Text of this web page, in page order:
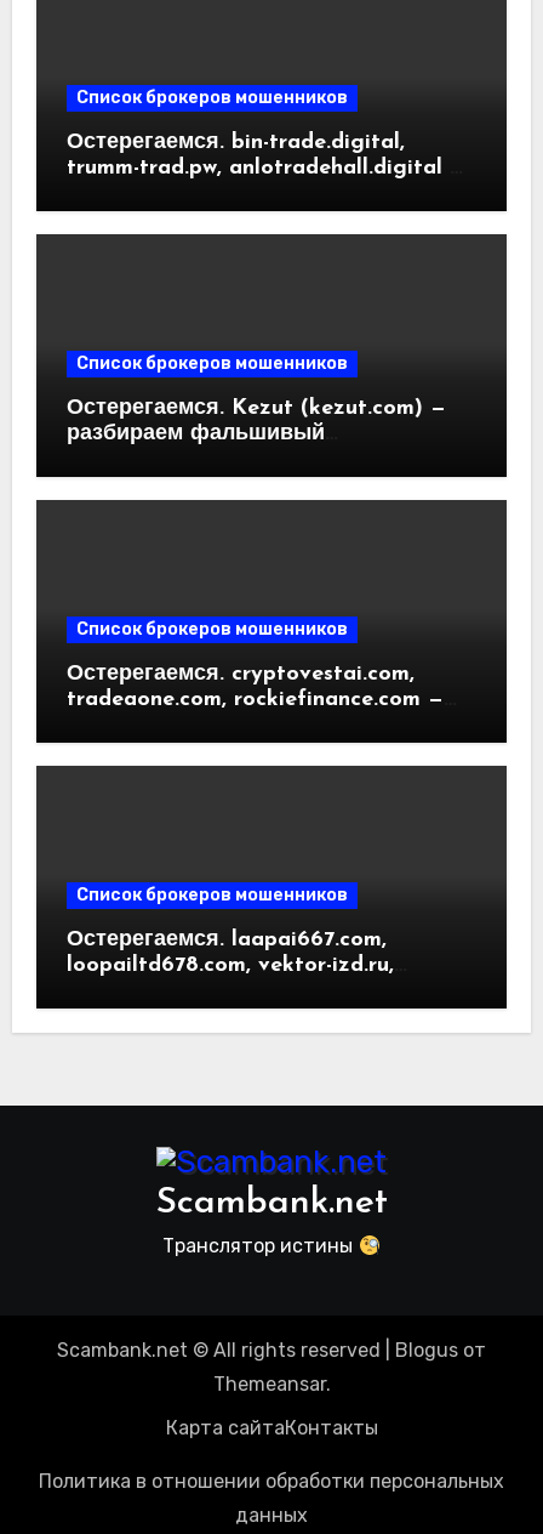
Список брокеров мошенников
Остерегаемся. bin-trade.digital,
trumm-trad.pw, anlotradehall.digital —
криптобирж. Как вернуть деньги.
Список брокеров мошенников
Остерегаемся. Kezut (kezut.com) —
разбираем фальшивый
вернуть деньги. Отзывы
Список брокеров мошенников
Остерегаемся. cryptovestai.com,
tradeaone.com, rockiefinance.com —
трейдинга. Отзывы пользователей
Список брокеров мошенников
Остерегаемся. laapai667.com,
loopailtd678.com, vektor-izd.ru,
Scambank.net
Транслятор истины
Scambank.net © All rights reserved Blogus от
Themeansar.
Карта сайтаКонтакты
Политика в отношении обработки персональных
данных